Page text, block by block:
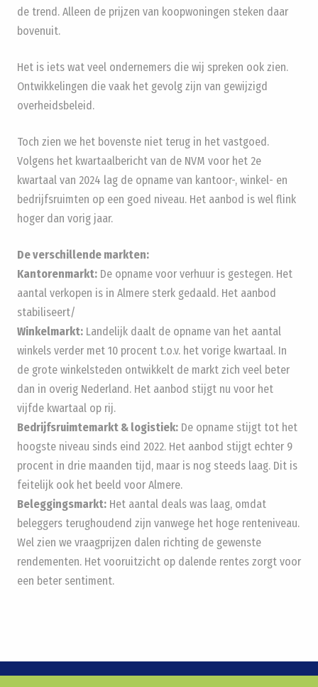
de trend. Alleen de prijzen van koopwoningen steken daar
bovenuit.
Het is iets wat veel ondernemers die wij spreken ook zien.
Ontwikkelingen die vaak het gevolg zijn van gewijzigd
overheidsbeleid.
Toch zien we het bovenste niet terug in het vastgoed.
Volgens het kwartaalbericht van de NVM voor het 2e
kwartaal van 2024 lag de opname van kantoor-, winkel- en
bedrijfsruimten op een goed niveau. Het aanbod is wel flink
hoger dan vorig jaar.
De verschillende markten:
Kantorenmarkt: De opname voor verhuur is gestegen. Het
aantal verkopen is in Almere sterk gedaald. Het aanbod
stabiliseert/
Winkelmarkt: Landelijk daalt de opname van het aantal
winkels verder met 10 procent t.o.v. het vorige kwartaal. In
de grote winkelsteden ontwikkelt de markt zich veel beter
dan in overig Nederland. Het aanbod stijgt nu voor het
vijfde kwartaal op rij.
Bedrijfsruimtemarkt & logistiek: De opname stijgt tot het
hoogste niveau sinds eind 2022. Het aanbod stijgt echter 9
procent in drie maanden tijd, maar is nog steeds laag. Dit is
feitelijk ook het beeld voor Almere.
Beleggingsmarkt: Het aantal deals was laag, omdat
beleggers terughoudend zijn vanwege het hoge renteniveau.
Wel zien we vraagprijzen dalen richting de gewenste
rendementen. Het vooruitzicht op dalende rentes zorgt voor
een beter sentiment.